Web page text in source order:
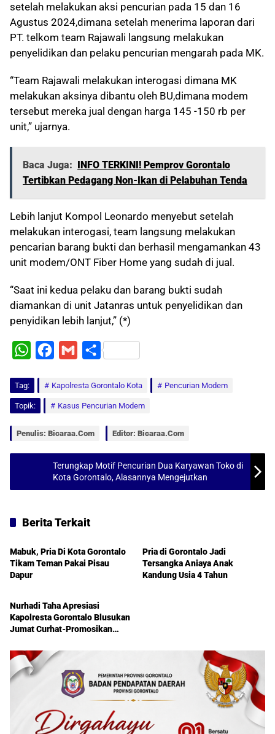
setelah melakukan aksi pencurian pada 15 dan 16
Agustus 2024,dimana setelah menerima laporan dari
PT. telkom team Rajawali langsung melakukan
penyelidikan dan pelaku pencurian mengarah pada MK.
“Team Rajawali melakukan interogasi dimana MK
melakukan aksinya dibantu oleh BU,dimana modem
tersebut mereka jual dengan harga 145 -150 rb per
unit,” ujarnya.
Baca Juga: INFO TERKINI! Pemprov Gorontalo
Tertibkan Pedagang Non-Ikan di Pelabuhan Tenda
Lebih lanjut Kompol Leonardo menyebut setelah
melakukan interogasi, team langsung melakukan
pencarian barang bukti dan berhasil mengamankan 43
unit modem/ONT Fiber Home yang sudah di jual.
“Saat ini kedua pelaku dan barang bukti sudah
diamankan di unit Jatanras untuk penyelidikan dan
penyidikan lebih lanjut,” (*)
W
t
c
e
o
k
a
i
S
a
r
Tag: Kapolresta Gorontalo Kota Pencurian Modem
Topik: Kasus Pencurian Modem
Penulis: Bicaraa.com Editor: Bicaraa.com
Terungkap Motif Pencurian Dua Karyawan Toko di
Kota Gorontalo, Alasannya Mengejutkan
Berita Terkait
Gorontalo
Mabuk, Pria Di Kota Gorontalo
Tikam Teman Pakai Pisau
Dapur
Pria di Gorontalo Jadi
Tersangka Aniaya Anak
Kandung Usia 4 Tahun
Gorontalo
Nurhadi Taha Apresiasi
Kapolresta Gorontalo Blusukan
Jumat Curhat-Promosikan